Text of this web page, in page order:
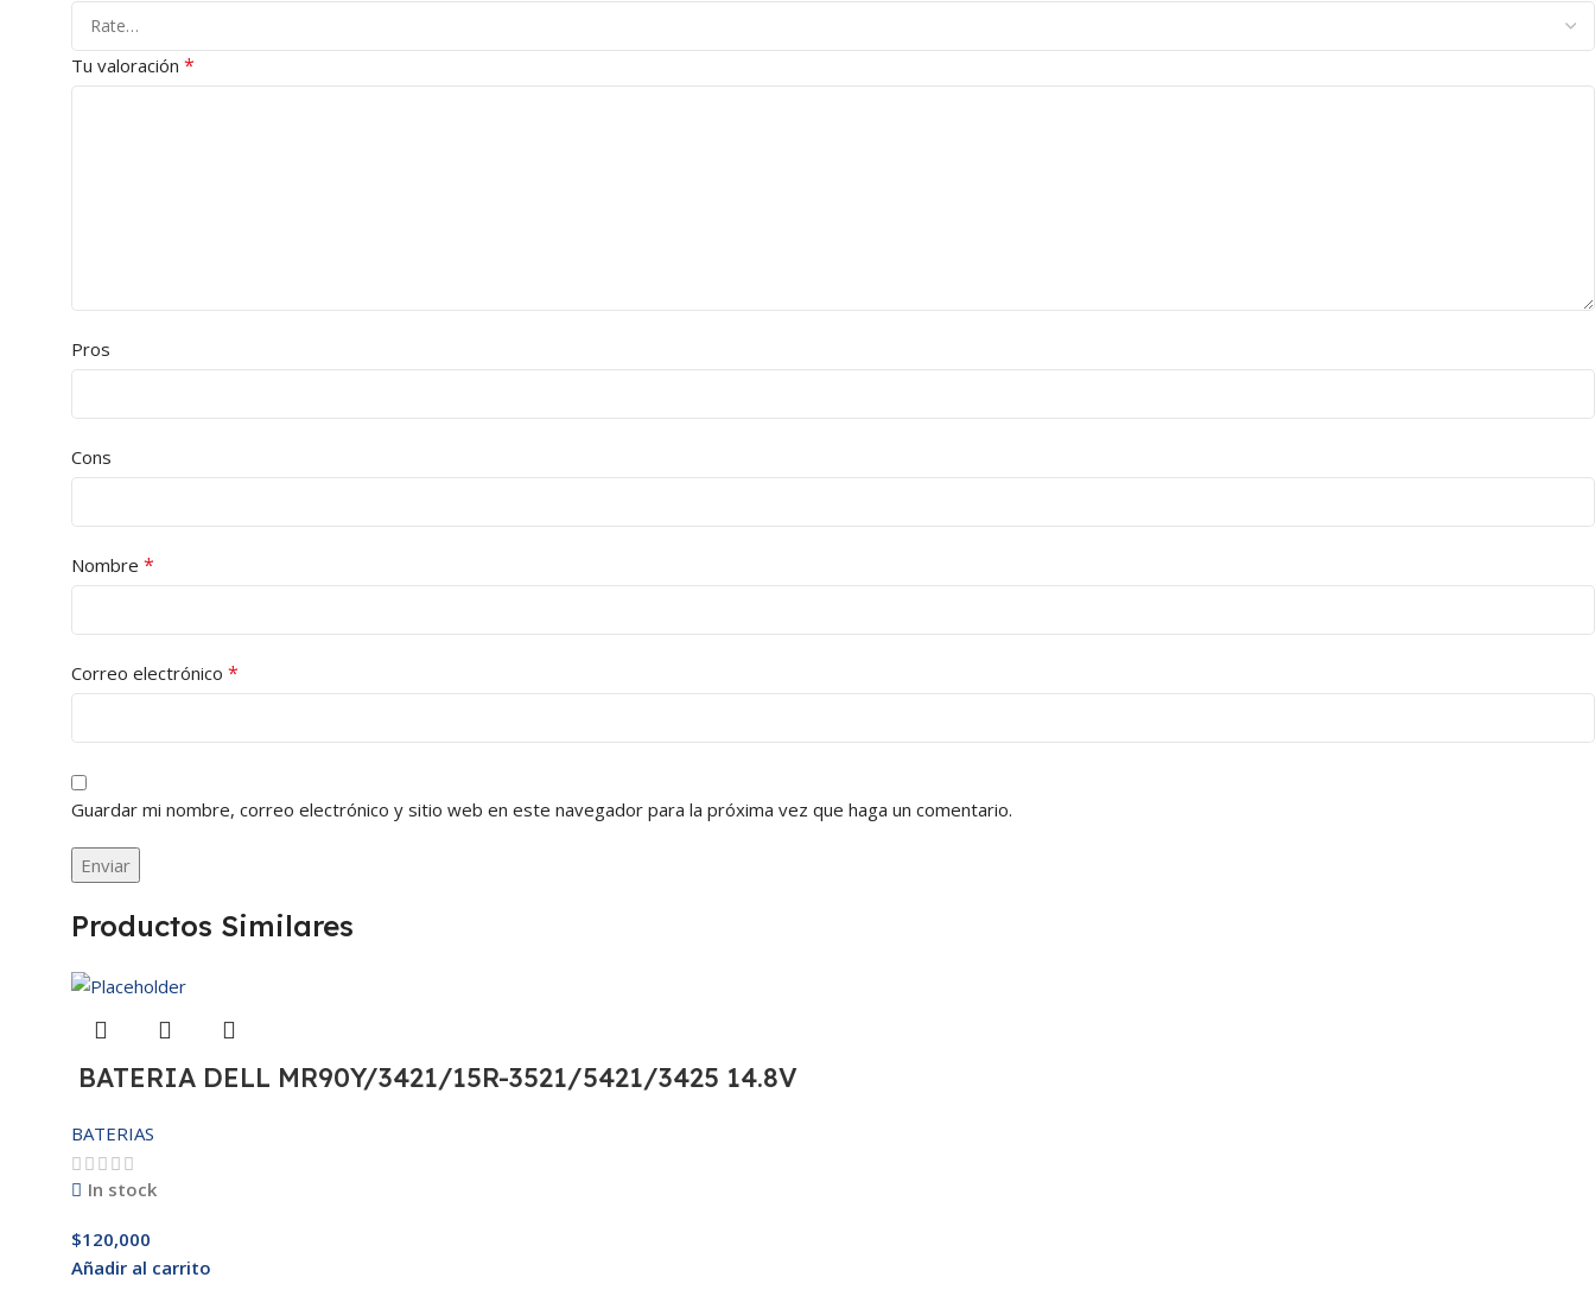
Tu valoración *
Pros
Cons
Nombre *
Correo electrónico *
Guardar mi nombre, correo electrónico y sitio web en este navegador para la próxima vez que haga un comentario.
Productos Similares
BATERIA DELL MR90Y/3421/15R-3521/5421/3425 14.8V
BATERIAS
In stock
$120,000
Añadir al carrito